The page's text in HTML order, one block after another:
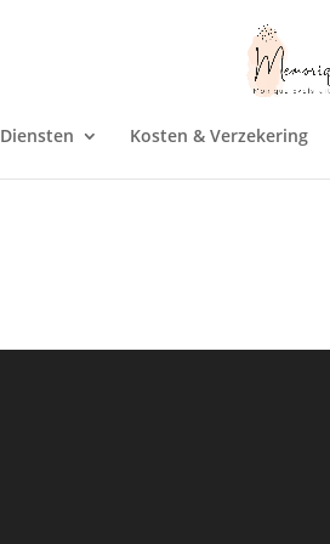
Diensten Kosten & Verzekering